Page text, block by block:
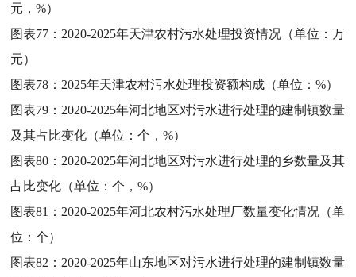
元，%）
图表77： 2020-2025年天津农村污水处理投资情况（单位：万
元）
图表78： 2025年天津农村污水处理投资额构成（单位：%）
图表79： 2020-2025年河北地区对污水进行处理的建制镇数量
及其占比变化（单位：个，%）
图表80： 2020-2025年河北地区对污水进行处理的乡数量及其
占比变化（单位：个，%）
图表81： 2020-2025年河北农村污水处理厂数量变化情况（单
位：个）
图表82： 2020-2025年山东地区对污水进行处理的建制镇数量